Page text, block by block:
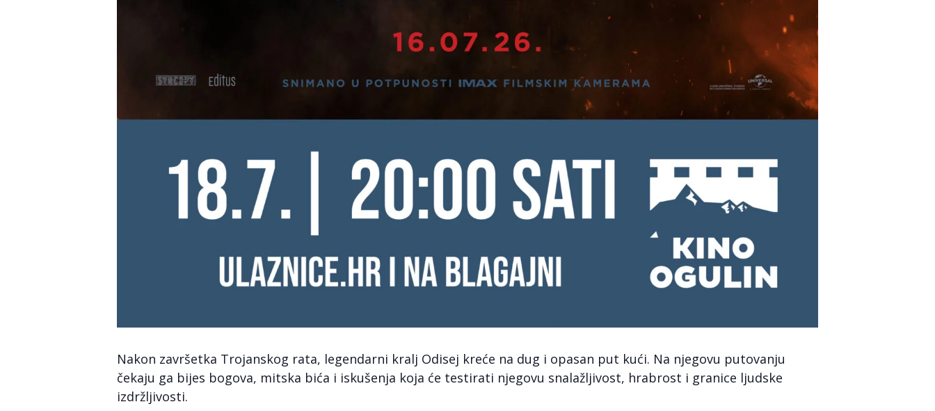
Nakon završetka Trojanskog rata, legendarni kralj Odisej kreće na dug i opasan put kući. Na njegovu putovanju
čekaju ga bijes bogova, mitska bića i iskušenja koja će testirati njegovu snalažljivost, hrabrost i granice ljudske
izdržljivosti.